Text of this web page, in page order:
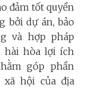
đảm tốt quyền
bởi dự án, bảo
và hợp pháp
hài hòa lợi ích
góp phần
hội của địa